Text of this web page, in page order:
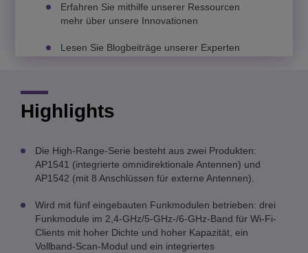
Erfahren Sie mithilfe unserer Ressourcen
mehr über unsere Innovationen
Lesen Sie Blogbeiträge unserer Experten
Highlights
Die High-Range-Serie besteht aus zwei Produkten:
AP1541 (integrierte omnidirektionale Antennen) und
AP1542 (mit 8 Anschlüssen für externe Antennen).
Wird mit fünf eingebauten Funkmodulen betrieben: drei
Funkmodule im 2,4-GHz/5-GHz-/6-GHz-Band für Wi-Fi-
Clients mit hoher Dichte und hoher Kapazität, ein
Vollband-Scan-Modul und ein integriertes